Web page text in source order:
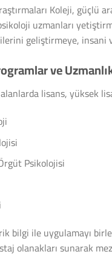
Koleji, güçlü
uzmanları
geliştirmeye,
ve
lisans, yüksek
Psikolojisi
bilgi ile uygulamayı
olanakları sunarak